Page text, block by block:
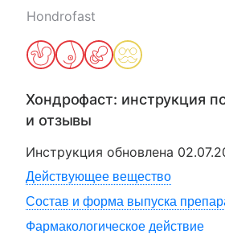
Hondrofast
Хондрофаст: инструкция
и отзывы
Инструкция обновлена
Действующее вещество
Состав и форма выпуска
Фармакологическое действие